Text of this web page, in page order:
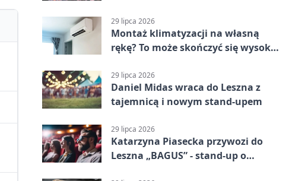
29 lipca 2026
Montaż klimatyzacji na własną
rękę? To może skończyć się wysoką
29 lipca 2026
Daniel Midas wraca do Leszna z
tajemnicą i nowym stand-upem
29 lipca 2026
Katarzyna Piasecka przywozi do
Leszna „BAGUS” - stand-up o